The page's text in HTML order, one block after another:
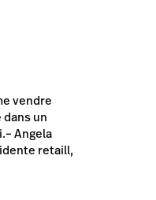
vendre
un
– Angela
retaill,